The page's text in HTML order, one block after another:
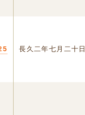
長久二年七月二十日